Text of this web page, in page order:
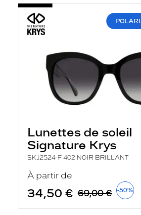
Lunettes de soleil
Signature Krys
SKJ2524-F 402 NOIR BRILLANT
À partir de
34,50 € 69,00 € -50%